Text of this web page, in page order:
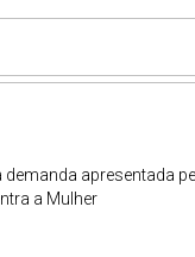
demanda apresentada
a Mulher